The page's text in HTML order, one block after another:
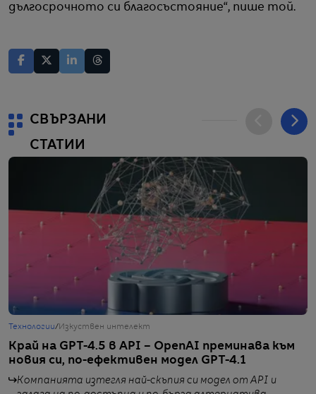
дългосрочното си благосъстояние“, пише той.
СВЪРЗАНИ
СТАТИИ
Технологии/ Изкуствен интелект
Край на GPT-4.5 в API – OpenAI преминава към
новия си, по-ефективен модел GPT-4.1
Компанията изтегля най-скъпия си модел от API и